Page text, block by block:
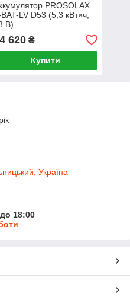
PROSOLAX
LV D53 (5,3 кВт×ч,
В)
620₴
Купити
Україна
18:00